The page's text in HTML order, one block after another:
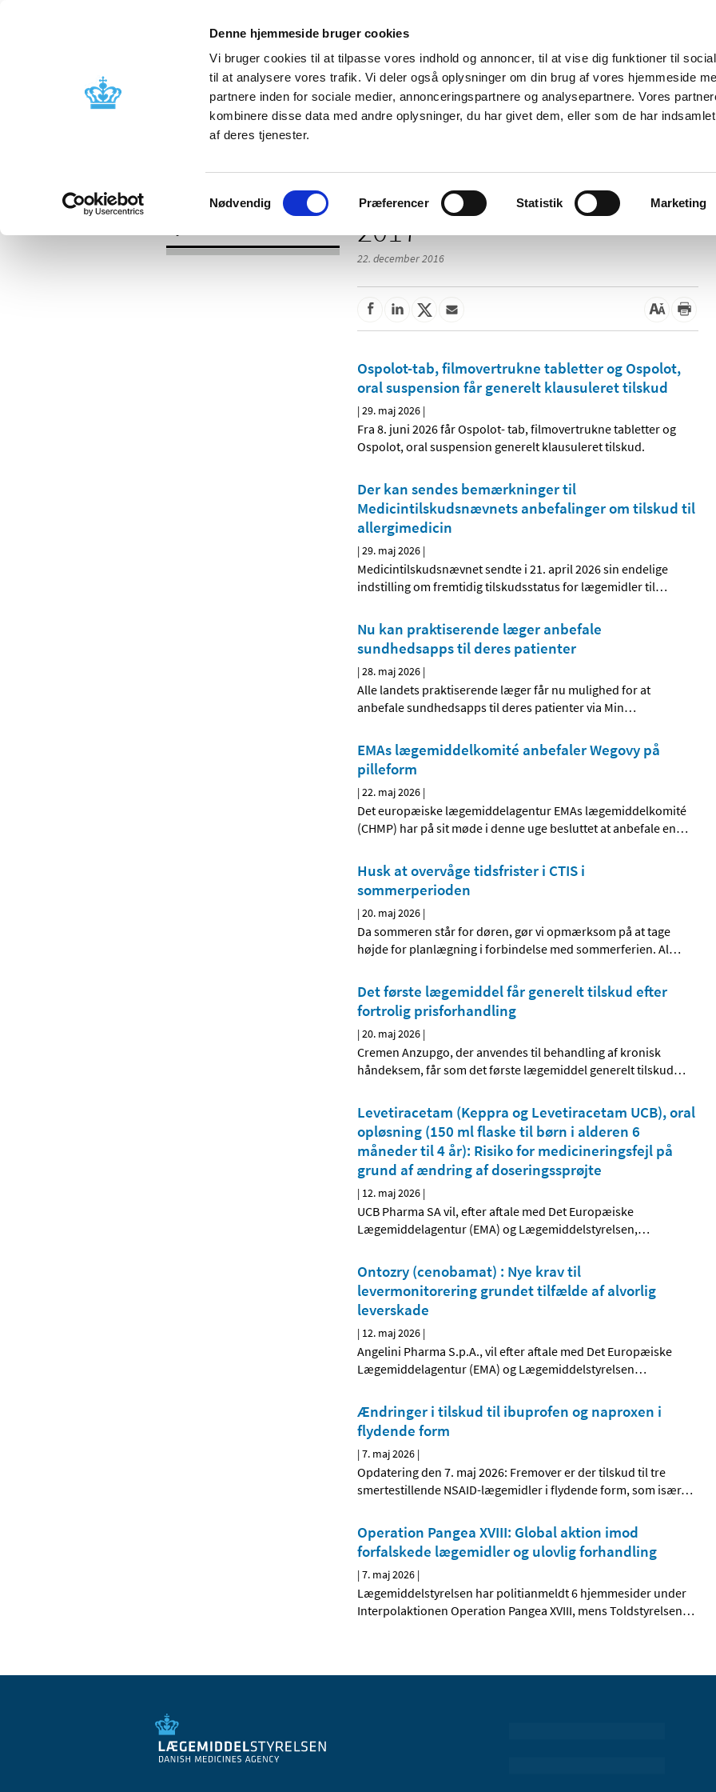
Denne hjemmeside bruger cookies
Vi bruger cookies til at tilpasse vores indhold og annoncer, til at vise dig funktioner til
til at analysere vores trafik. Vi deler også oplysninger om din brug af vores hjemmeside
partnere inden for sociale medier, annonceringspartnere og analysepartnere. Vores
kombinere disse data med andre oplysninger, du har givet dem, eller som de har
af deres tjenester.
Samtykkevalg
Nødvendig Præferencer Statistik Marketing
Nyheder Om os Kontakt
Godkendelse og
Bivirkninger og
produktinformation
Tilskud og
Apoteker og salg af
2017
22. december 2016
Ospolot-tab, filmovertrukne tabletter og Ospolot,
oral suspension får generelt klausuleret tilskud
|29. maj 2026 |
Fra 8. juni 2026 får Ospolot- tab, filmovertrukne tabletter og
Ospolot, oral suspension generelt klausuleret tilskud.
Der kan sendes bemærkninger til
Medicintilskudsnævnets anbefalinger om tilskud til
allergimedicin
|29. maj 2026 |
Medicintilskudsnævnet sendte i 21. april 2026 sin endelige
indstilling om fremtidig tilskudsstatus for lægemidler til…
Nu kan praktiserende læger anbefale
sundhedsapps til deres patienter
|28. maj 2026 |
Alle landets praktiserende læger får nu mulighed for at
anbefale sundhedsapps til deres patienter via Min…
EMAs lægemiddelkomité anbefaler Wegovy på
pilleform
|22. maj 2026 |
Det europæiske lægemiddelagentur EMAs lægemiddelkomité
(CHMP) har på sit møde i denne uge besluttet at anbefale en…
Husk at overvåge tidsfrister i CTIS i
sommerperioden
|20. maj 2026 |
Da sommeren står for døren, gør vi opmærksom på at tage
højde for planlægning i forbindelse med sommerferien. Al…
Det første lægemiddel får generelt tilskud efter
fortrolig prisforhandling
|20. maj 2026 |
Cremen Anzupgo, der anvendes til behandling af kronisk
håndeksem, får som det første lægemiddel generelt tilskud…
Levetiracetam (Keppra og Levetiracetam UCB), oral
opløsning (150 ml flaske til børn i alderen 6
måneder til 4 år): Risiko for medicineringsfejl på
grund af ændring af doseringssprøjte
| 12. maj 2026 |
UCB Pharma SA vil, efter aftale med Det Europæiske
Lægemiddelagentur (EMA) og Lægemiddelstyrelsen,…
Ontozry (cenobamat) : Nye krav til
levermonitorering grundet tilfælde af alvorlig
leverskade
| 12. maj 2026 |
Angelini Pharma S.p.A., vil efter aftale med Det Europæiske
Lægemiddelagentur (EMA) og Lægemiddelstyrelsen…
Ændringer i tilskud til ibuprofen og naproxen i
flydende form
|7. maj 2026 |
Opdatering den 7. maj 2026: Fremover er der tilskud til tre
smertestillende NSAID-lægemidler i flydende form, som især…
Operation Pangea XVIII: Global aktion imod
forfalskede lægemidler og ulovlig forhandling
|7. maj 2026 |
Lægemiddelstyrelsen har politianmeldt 6 hjemmesider under
Interpolaktionen Operation Pangea XVIII, mens Toldstyrelsen…